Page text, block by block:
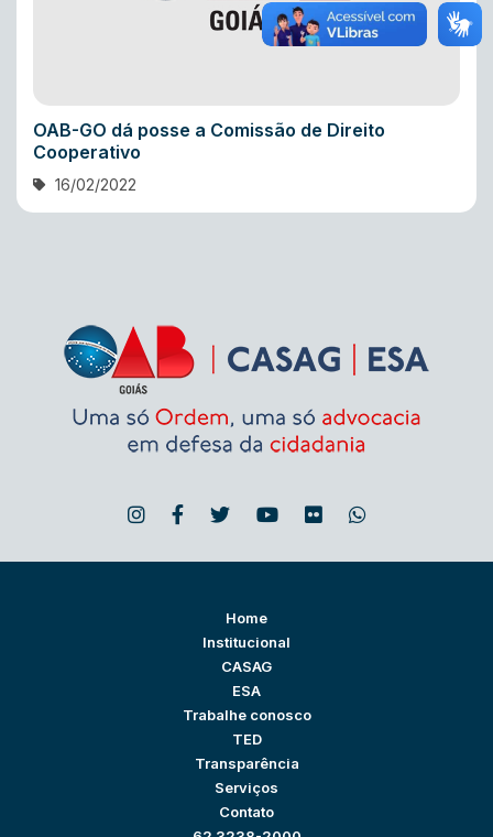
OAB-GO dá posse a Comissão de Direito
Cooperativo
16/02/2022
Home
Institucional
CASAG
ESA
Trabalhe conosco
TED
Transparência
Serviços
Contato